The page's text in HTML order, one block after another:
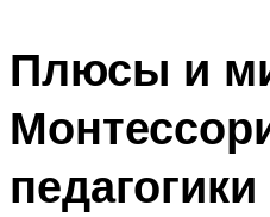
Плюсы и
педагогики